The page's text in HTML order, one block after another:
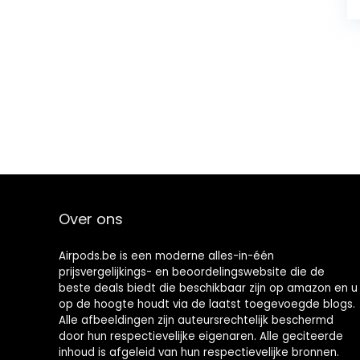
Over ons
Airpods.be is een moderne alles-in-één
prijsvergelijkings- en beoordelingswebsite die de
beste deals biedt die beschikbaar zijn op amazon en u
op de hoogte houdt via de laatst toegevoegde blogs.
Alle afbeeldingen zijn auteursrechtelijk beschermd
door hun respectievelijke eigenaren. Alle geciteerde
inhoud is afgeleid van hun respectievelijke bronnen.